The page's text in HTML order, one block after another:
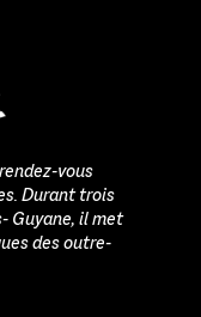
vous
Durant trois
Guyane, il met
des outre-